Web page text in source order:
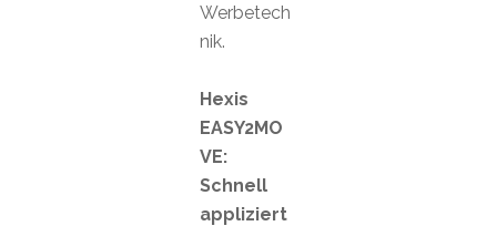
Werbetech
nik.
Hexis
EASY2MO
VE:
Schnell
appliziert